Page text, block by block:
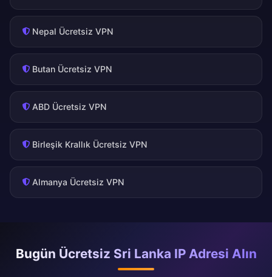
Nepal Ücretsiz VPN
Butan Ücretsiz VPN
ABD Ücretsiz VPN
Birleşik Krallık Ücretsiz VPN
Almanya Ücretsiz VPN
Bugün Ücretsiz Sri Lanka IP Adresi Alın